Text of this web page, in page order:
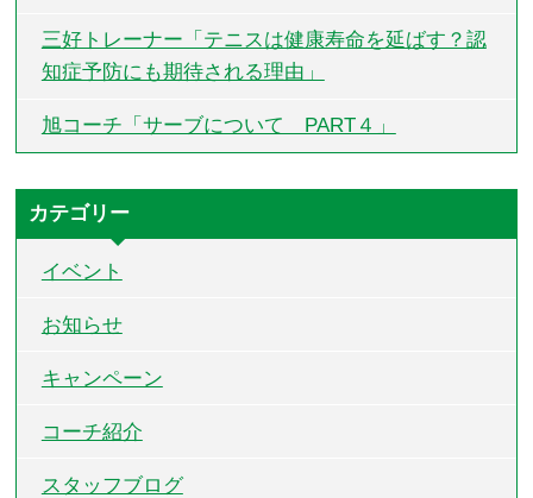
三好トレーナー「テニスは健康寿命を延ばす？認
知症予防にも期待される理由」
旭コーチ「サーブについて PART４」
カテゴリー
イベント
お知らせ
キャンペーン
コーチ紹介
スタッフブログ